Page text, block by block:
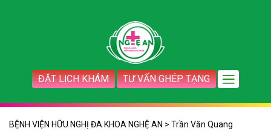
ĐẶT LỊCH KHÁM TƯ VẤN GHÉP TẠNG
BỆNH VIỆN HỮU NGHỊ ĐA KHOA NGHỆ AN > Trần Văn Quang